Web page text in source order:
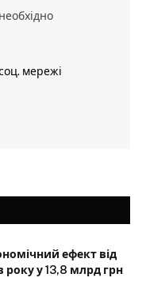
мережі
ефект від
року у 13,8 млрд грн